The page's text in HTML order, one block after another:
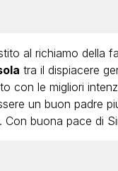
al richiamo della
tra il dispiacere
con le migliori
un buon padre
buona pace di